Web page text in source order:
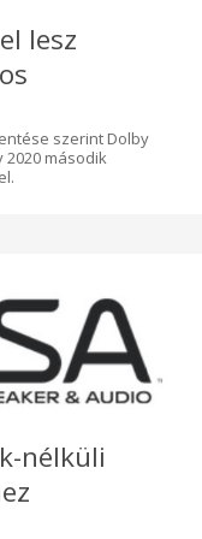
lesz
szerint Dolby
második
nélküli